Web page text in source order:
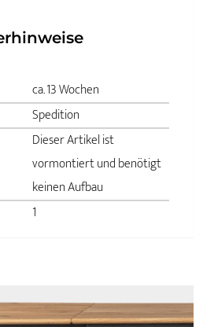
ca. 13 Wochen
Spedition
Dieser Artikel ist
vormontiert und benötigt
keinen Aufbau
1